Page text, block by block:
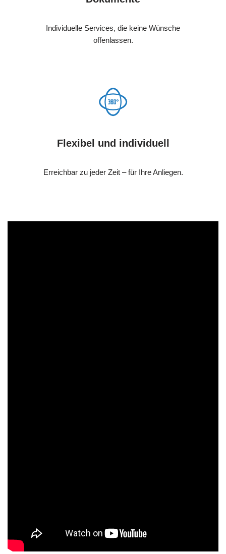
Individuelle Services, die keine Wünsche
offenlassen.
Flexibel und individuell
Erreichbar zu jeder Zeit – für Ihre Anliegen.